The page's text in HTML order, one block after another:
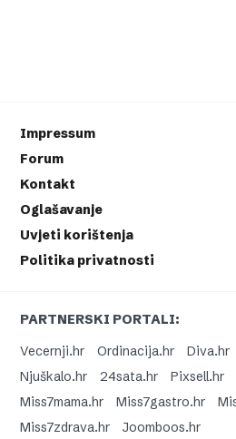
Impressum
Forum
Kontakt
Oglašavanje
Uvjeti korištenja
Politika privatnosti
PARTNERSKI PORTALI:
Vecernji.hr
Ordinacija.hr Diva.hr
Njuškalo.hr
24sata.hr Pixsell.hr
Miss7mama.hr
Miss7gastro.hr
Miss7zdrava.hr
Joomboos.hr